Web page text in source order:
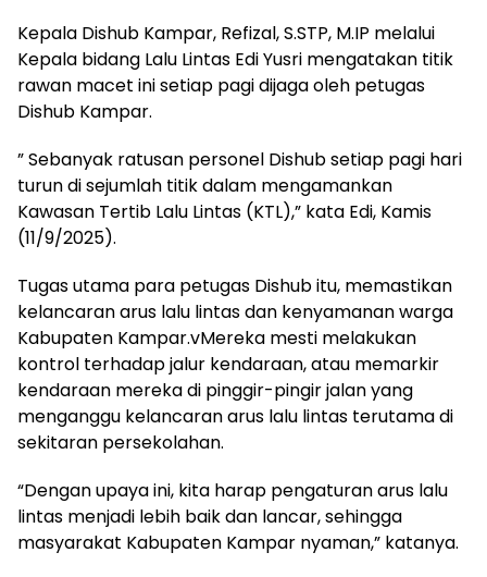
Kepala Dishub Kampar, Refizal, S.STP, M.IP melalui
Kepala bidang Lalu Lintas Edi Yusri mengatakan titik
rawan macet ini setiap pagi dijaga oleh petugas
Dishub Kampar.
” Sebanyak ratusan personel Dishub setiap pagi hari
turun di sejumlah titik dalam mengamankan
Kawasan Tertib Lalu Lintas (KTL),” kata Edi, Kamis
(11/9/2025).
Tugas utama para petugas Dishub itu, memastikan
kelancaran arus lalu lintas dan kenyamanan warga
Kabupaten Kampar.vMereka mesti melakukan
kontrol terhadap jalur kendaraan, atau memarkir
kendaraan mereka di pinggir-pingir jalan yang
menganggu kelancaran arus lalu lintas terutama di
sekitaran persekolahan.
“Dengan upaya ini, kita harap pengaturan arus lalu
lintas menjadi lebih baik dan lancar, sehingga
masyarakat Kabupaten Kampar nyaman,” katanya.